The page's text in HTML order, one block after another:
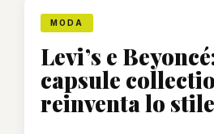
MODA
Levi’s e
capsule
reinventa lo